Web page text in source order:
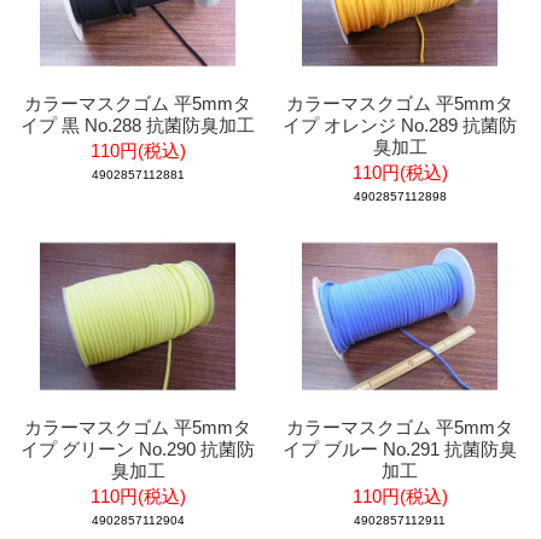
カラーマスクゴム 平5mmタ
イプ 黒 No.288 抗菌防臭加工
110円(税込)
4902857112881
カラーマスクゴム 平5mmタ
イプ オレンジ No.289 抗菌防
臭加工
110円(税込)
4902857112898
カラーマスクゴム 平5mmタ
イプ グリーン No.290 抗菌防
臭加工
110円(税込)
4902857112904
カラーマスクゴム 平5mmタ
イプ ブルー No.291 抗菌防臭
加工
110円(税込)
4902857112911